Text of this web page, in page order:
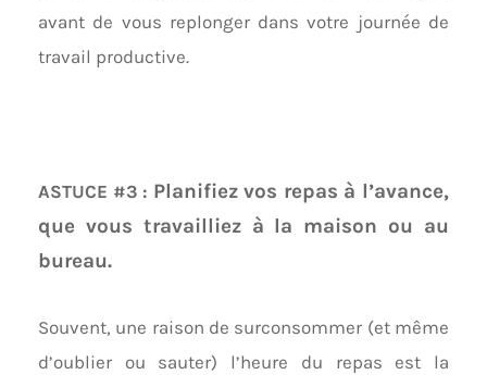
avant de vous replonger dans votre journée de
travail productive.
ASTUCE #3 : Planifiez vos repas à l’avance,
que vous travailliez à la maison ou au
bureau.
Souvent, une raison de surconsommer (et même
d’oublier ou sauter) l’heure du repas est la